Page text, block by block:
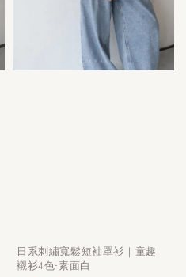
日系刺繡寬鬆短袖罩衫｜童趣
襯衫4色-素面白